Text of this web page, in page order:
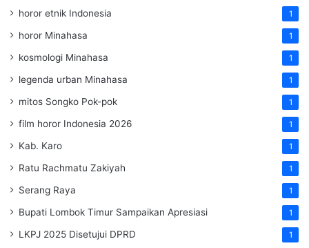
horor etnik Indonesia 1
horor Minahasa 1
kosmologi Minahasa 1
legenda urban Minahasa 1
mitos Songko Pok-pok 1
film horor Indonesia 2026 1
Kab. Karo 1
Ratu Rachmatu Zakiyah 1
Serang Raya 1
Bupati Lombok Timur Sampaikan Apresiasi 1
LKPJ 2025 Disetujui DPRD 1